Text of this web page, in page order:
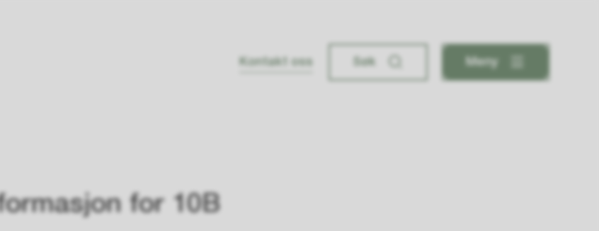
Kontakt oss Søk Meny
for 10B